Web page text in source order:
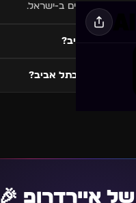
בתל אביב מתקיים ב-ישראל.
סודי בתל אביב?
סודי בתל אביב?
איירדרופ 🎉